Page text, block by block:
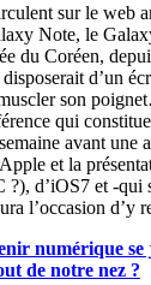
sur le web
Note, le
du Coréen,
d’un
son
qui
avant une
et la
d’iOS7 et -qui
l’occasion d’y
numérique
de notre nez ?